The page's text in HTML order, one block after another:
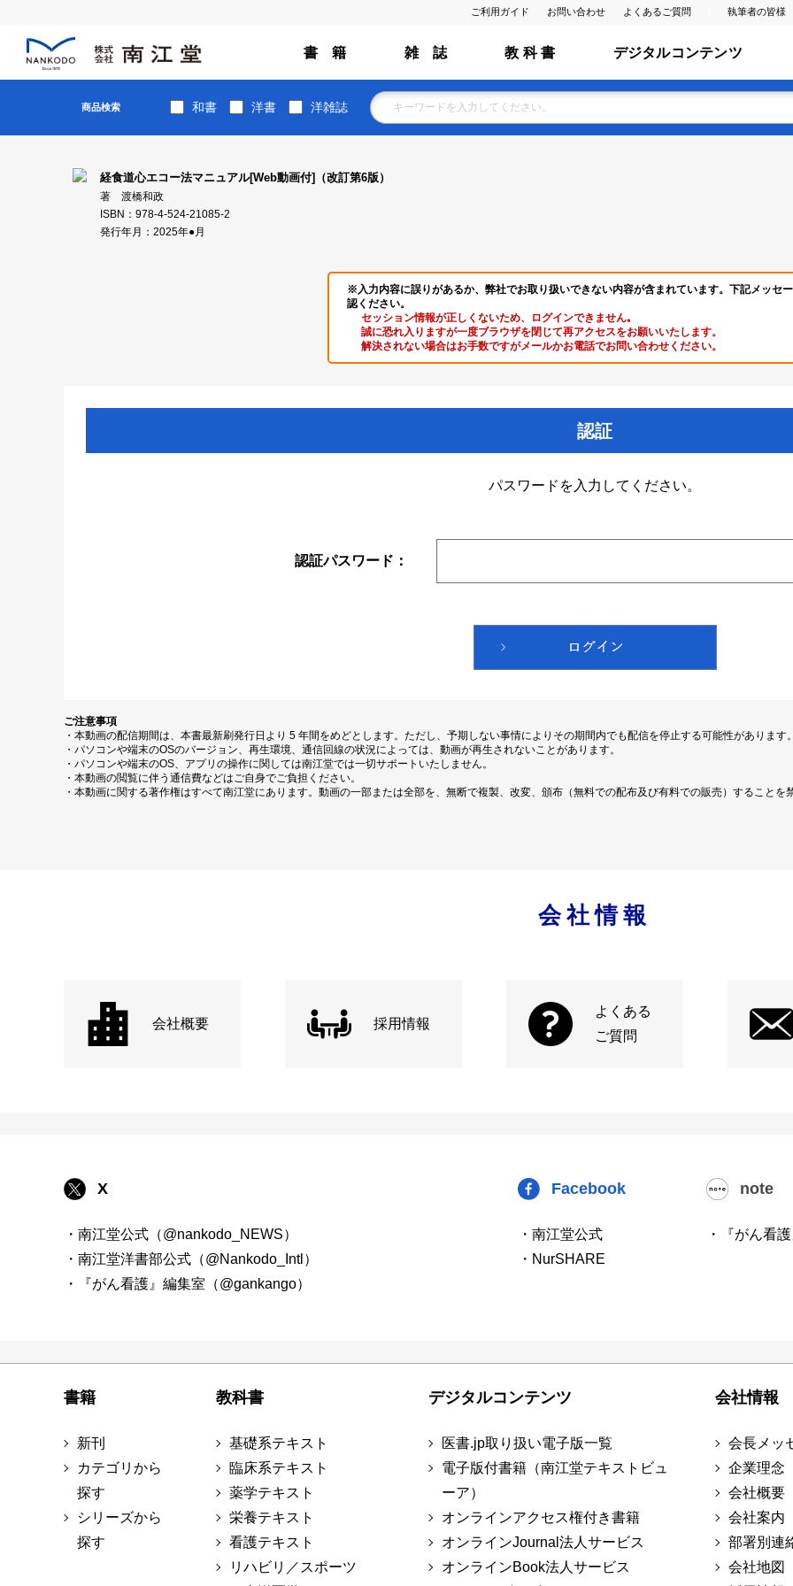
ご利用ガイド お問い合わせ よくあるご質問 執筆者の皆様
書 籍 雑 誌 教 科 書 デジタルコンテンツ
商品検索 和書 洋書 洋雑誌
経食道心エコー法マニュアル[Web動画付]（改訂第6版）
著 渡橋和政
ISBN：978-4-524-21085-2
発行年月：2025年●月
※入力内容に誤りがあるか、弊社でお取り扱いできない内容が含まれています。下記メッセ
認ください。
セッション情報が正しくないため、ログインできません｡
誠に恐れ入りますが一度ブラウザを閉じて再アクセスをお願いいたします。
解決されない場合はお手数ですがメールかお電話でお問い合わせください。
認証
パスワードを入力してください。
認証パスワード：
ご注意事項
・本動画の配信期間は、本書最新刷発行日より 5 年間をめどとします。ただし、予期しない事情によりその期間内でも配信を停止する可能性があります。
・パソコンや端末のOSのバージョン、再生環境、通信回線の状況によっては、動画が再生されないことがあります。
・パソコンや端末のOS、アプリの操作に関しては南江堂では一切サポートいたしません。
・本動画の閲覧に伴う通信費などはご自身でご負担ください。
・本動画に関する著作権はすべて南江堂にあります。動画の一部または全部を、無断で複製、改変、頒布（無料での配布及び有料での販売）することを
会社情報
会社概要 採用情報
よくある
ご質問
X
・南江堂公式（@nankodo_NEWS）
・南江堂洋書部公式（@Nankodo_Intl）
・『がん看護』編集室（@gankango）
Facebook
・南江堂公式
・NurSHARE
note
・『がん看
書籍
新刊
カテゴリから
探す
シリーズから
探す
教科書
基礎系テキスト
臨床系テキスト
薬学テキスト
栄養テキスト
看護テキスト
リハビリ／スポーツ
デジタルコンテンツ
医書.jp取り扱い電子版一覧
電子版付書籍（南江堂テキストビュ
ーア）
オンラインアクセス権付き書籍
オンラインJournal法人サービス
オンラインBook法人サービス
会社情報
会長メッ
企業理念
会社概要
会社案内
部署別連
会社地図